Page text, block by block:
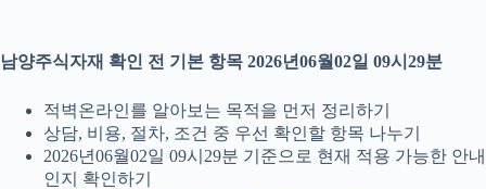
남양주식자재 확인 전 기본 항목 2026년06월02일 09시29분
적벽온라인를 알아보는 목적을 먼저 정리하기
상담, 비용, 절차, 조건 중 우선 확인할 항목 나누기
2026년06월02일 09시29분 기준으로 현재 적용 가능한 안내
인지 확인하기